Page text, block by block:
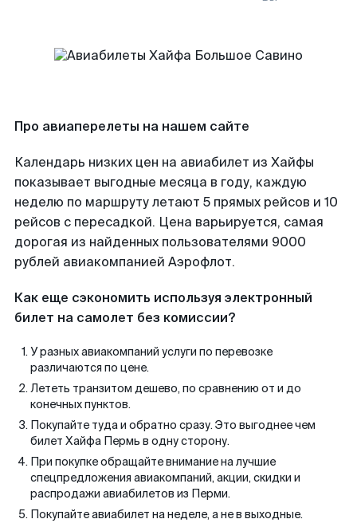
Про авиаперелеты на нашем сайте
Календарь низких цен на авиабилет из Хайфы
показывает выгодные месяца в году, каждую
неделю по маршруту летают 5 прямых рейсов и 10
рейсов с пересадкой. Цена варьируется, самая
дорогая из найденных пользователями 9000
рублей авиакомпанией Аэрофлот.
Как еще сэкономить используя электронный
билет на самолет без комиссии?
У разных авиакомпаний услуги по перевозке
различаются по цене.
Лететь транзитом дешево, по сравнению от и до
конечных пунктов.
Покупайте туда и обратно сразу. Это выгоднее чем
билет Хайфа Пермь в одну сторону.
При покупке обращайте внимание на лучшие
спецпредложения авиакомпаний, акции, скидки и
распродажи авиабилетов из Перми.
Покупайте авиабилет на неделе, а не в выходные.